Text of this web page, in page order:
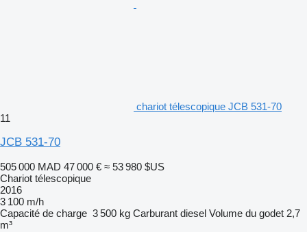
chariot télescopique JCB 531-70
11
JCB 531-70
505 000 MAD 47 000 € ≈ 53 980 $US
Chariot télescopique
2016
3 100 m/h
Capacité de charge 3 500 kg Carburant diesel Volume du godet 2,7
m³